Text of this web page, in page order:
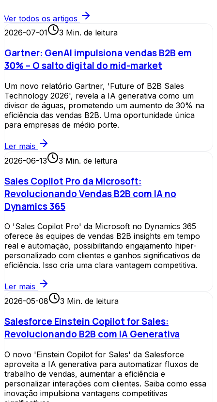
Ver todos os artigos
2026-07-01
3 Min. de leitura
Gartner: GenAI impulsiona vendas B2B em
30% – O salto digital do mid-market
Um novo relatório Gartner, 'Future of B2B Sales
Technology 2026', revela a IA generativa como um
divisor de águas, prometendo um aumento de 30% na
eficiência das vendas B2B. Uma oportunidade única
para empresas de médio porte.
Ler mais
2026-06-13
3 Min. de leitura
Sales Copilot Pro da Microsoft:
Revolucionando Vendas B2B com IA no
Dynamics 365
O 'Sales Copilot Pro' da Microsoft no Dynamics 365
oferece às equipes de vendas B2B insights em tempo
real e automação, possibilitando engajamento hiper-
personalizado com clientes e ganhos significativos de
eficiência. Isso cria uma clara vantagem competitiva.
Ler mais
2026-05-08
3 Min. de leitura
Salesforce Einstein Copilot for Sales:
Revolucionando B2B com IA Generativa
O novo 'Einstein Copilot for Sales' da Salesforce
aproveita a IA generativa para automatizar fluxos de
trabalho de vendas, aumentar a eficiência e
personalizar interações com clientes. Saiba como essa
inovação impulsiona vantagens competitivas